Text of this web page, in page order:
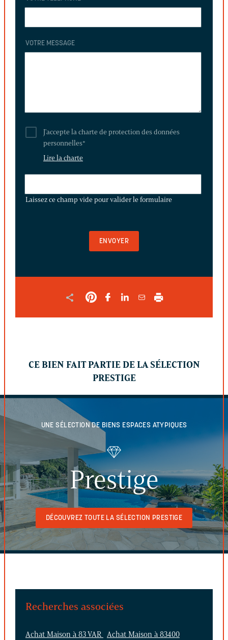
VOTRE MESSAGE
J'accepte la charte de protection des données
personnelles*
Lire la charte
CHAMP
Laissez ce champ vide pour valider le formulaire
CE BIEN FAIT PARTIE DE LA SÉLECTION
PRESTIGE
UNE SÉLECTION DE BIENS ESPACES ATYPIQUES
Prestige
DÉCOUVREZ TOUTE LA SÉLECTION PRESTIGE
Recherches associées
Achat Maison à 83 VAR Achat Maison à 83400